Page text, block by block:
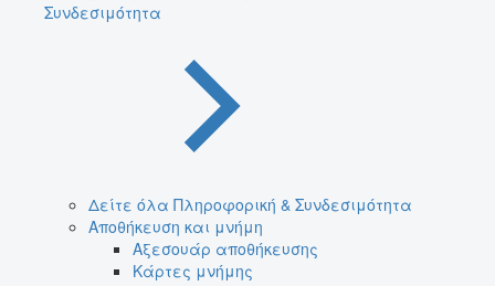
Συνδεσιμότητα
Δείτε όλα Πληροφορική & Συνδεσιμότητα
Αποθήκευση και μνήμη
Αξεσουάρ αποθήκευσης
Κάρτες μνήμης